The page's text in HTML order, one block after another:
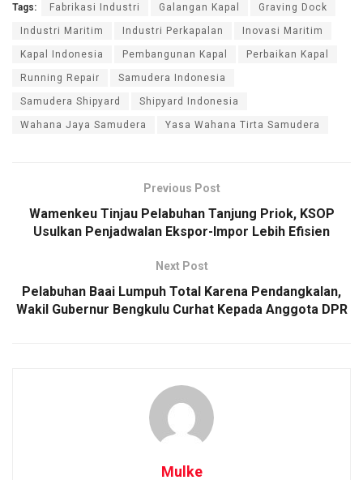
Tags: Fabrikasi Industri Galangan Kapal Graving Dock
Industri Maritim Industri Perkapalan Inovasi Maritim
Kapal Indonesia Pembangunan Kapal Perbaikan Kapal
Running Repair Samudera Indonesia
Samudera Shipyard Shipyard Indonesia
Wahana Jaya Samudera Yasa Wahana Tirta Samudera
Previous Post
Wamenkeu Tinjau Pelabuhan Tanjung Priok, KSOP
Usulkan Penjadwalan Ekspor-Impor Lebih Efisien
Next Post
Pelabuhan Baai Lumpuh Total Karena Pendangkalan,
Wakil Gubernur Bengkulu Curhat Kepada Anggota DPR
Mulke